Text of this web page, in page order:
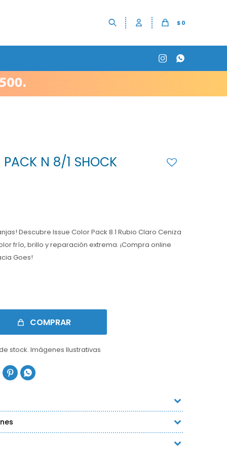
$0
 
PACK N 8/1 SHOCK
Descubre Issue Color Pack 8.1 Rubio Claro Ceniza
frío, brillo y reparación extrema. ¡Compra online
Goes!
COMPRAR
stock. Imágenes Ilustrativas
 